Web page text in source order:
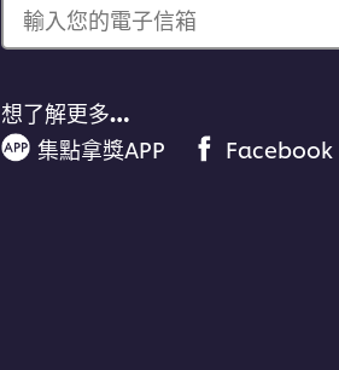
輸入您的電子信箱
想了解更多…
集點拿獎APP
Facebook